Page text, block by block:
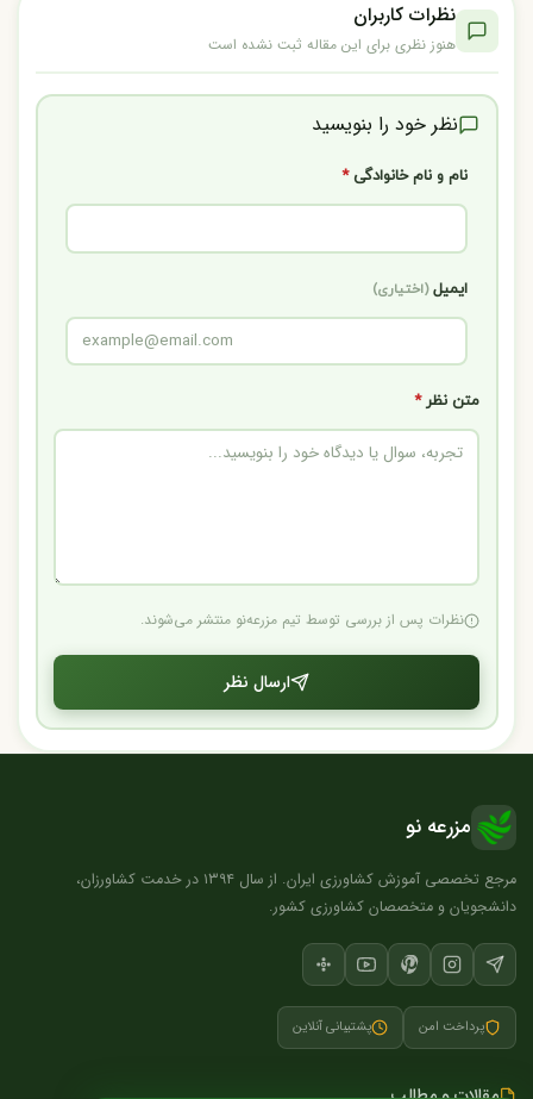
نظرات کاربران
هنوز نظری برای این مقاله ثبت نشده است
نظر خود را بنویسید
نام و نام خانوادگی*
ایمیل(اختیاری)
متن نظر*
نظرات پس از بررسی توسط تیم مزرعه‌نو منتشر می‌شوند.
ارسال نظر
مزرعه نو
مرجع تخصصی آموزش کشاورزی ایران. از سال ۱۳۹۴ در خدمت کشاورزان،
دانشجویان و متخصصان کشاورزی کشور.
پرداخت امن پشتیبانی آنلاین